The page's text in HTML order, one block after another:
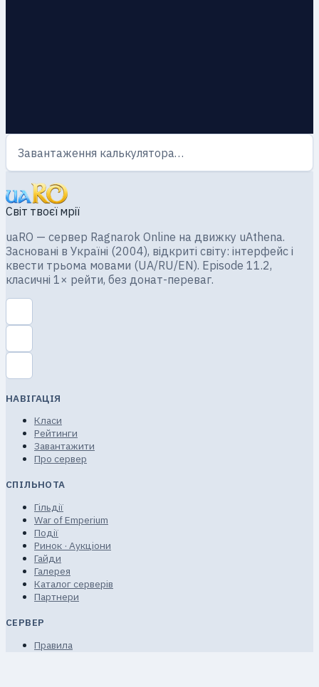
Завантаження калькулятора…
Світ твоєї мрії
uaRO — сервер Ragnarok Online на движку uAthena.
Засновані в Україні (2004), відкриті світу: інтерфейс і
квести трьома мовами (UA/RU/EN). Episode 11.2,
класичні 1× рейти, без донат-переваг.
НАВІГАЦІЯ
Класи
Рейтинги
Завантажити
Про сервер
СПІЛЬНОТА
Гільдії
War of Emperium
Події
Ринок · Аукціони
Гайди
Галерея
Каталог серверів
Партнери
СЕРВЕР
Правила